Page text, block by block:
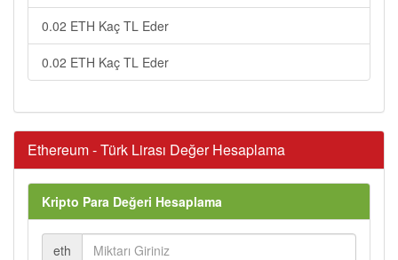
0.02 ETH Kaç TL Eder
0.02 ETH Kaç TL Eder
Ethereum - Türk Lirası Değer Hesaplama
Kripto Para Değeri Hesaplama
eth